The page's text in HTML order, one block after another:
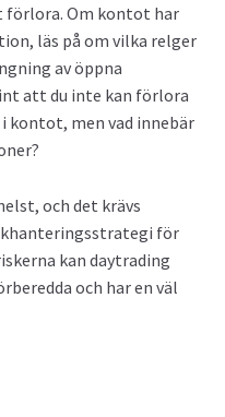
förlora. Om kontot har
läs på om vilka relger
av öppna
att du inte kan förlora
i kontot, men vad innebär
och det krävs
för
kan daytrading
och har en väl